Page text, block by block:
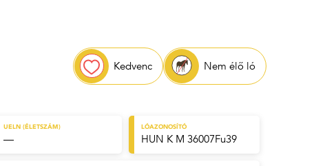
Kedvenc Nem élő ló
UELN (ÉLETSZÁM)
—
LÓAZONOSÍTÓ
HUN K M 36007Fu39